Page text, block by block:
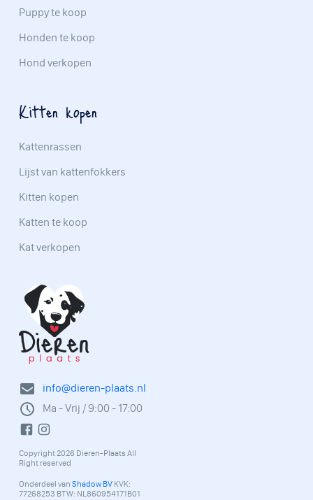
info@dieren-plaats.nl
Ma - Vrij / 9:00 - 17:00
Copyright 2026 Dieren-Plaats All
Right reserved
Onderdeel van Shadow BV KVK:
77268253 BTW: NL860954171B01
Puppy te koop
Honden te koop
Hond verkopen
Kitten kopen
Kattenrassen
Lijst van kattenfokkers
Kitten kopen
Katten te koop
Kat verkopen